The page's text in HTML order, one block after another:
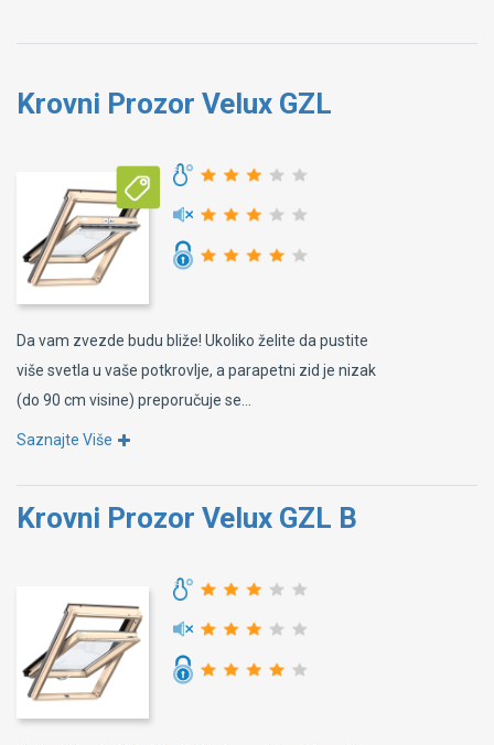
Krovni Prozor Velux GZL
Da vam zvezde budu bliže! Ukoliko želite da pustite
više svetla u vaše potkrovlje, a parapetni zid je nizak
(do 90 cm visine) preporučuje se...
Saznajte Više
Krovni Prozor Velux GZL B